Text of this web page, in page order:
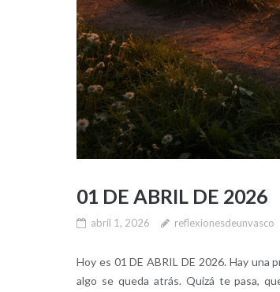
01 DE ABRIL DE 2026
abril 1, 2026 reflexionesdeunvasco
Hoy es 01 DE ABRIL DE 2026. Hay una
algo se queda atrás. Quizá te pasa,